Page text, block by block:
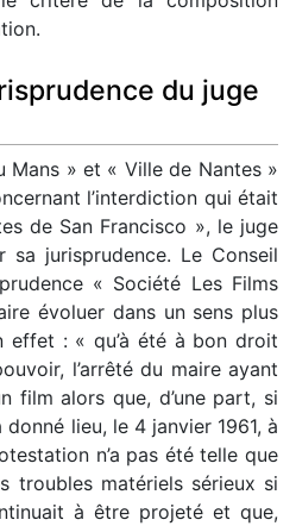
du juge
Mans » et « Ville de Nantes »
l’interdiction qui était
de San Francisco », le juge
jurisprudence. Le Conseil
« Société Les Films
évoluer dans un sens plus
effet : « qu’à été à bon droit
l’arrêté du maire ayant
film alors que, d’une part, si
lieu, le 4 janvier 1961, à
n’a pas été telle que
troubles matériels sérieux si
à être projeté et que,